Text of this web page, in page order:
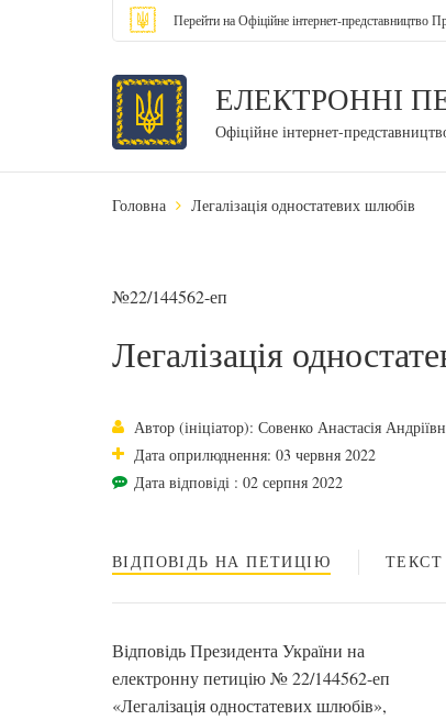
Перейти на Офіційне інтернет-представництво
ЕЛЕКТРОННІ
Офіційне інтернет-
Головна Легалізація одностатевих шлюбів
№22/144562-еп
Легалізація
Автор (ініціатор): Совенко Анастасія
Дата оприлюднення: 03 червня 2022
Дата відповіді : 02 серпня 2022
ВІДПОВІДЬ НА ПЕТИЦІЮ ТЕКСТ
Відповідь Президента України на
електронну петицію № 22/144562-еп
«Легалізація одностатевих шлюбів»,